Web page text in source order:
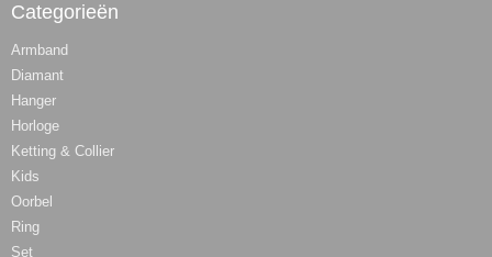
Categorieën
Armband
Diamant
Hanger
Horloge
Ketting & Collier
Kids
Oorbel
Ring
Set